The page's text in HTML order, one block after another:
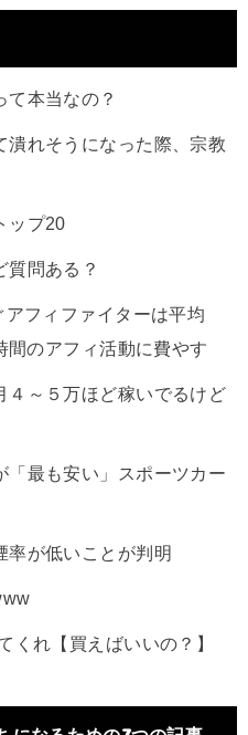
て本当なの？
潰れそうになった際、宗教
ップ20
質問ある？
アフィファイターは平均
のアフィ活動に費やす
４～５万ほど稼いでるけど
「最も安い」スポーツカー
率が低いことが判明
くれ【買えばいいの？】